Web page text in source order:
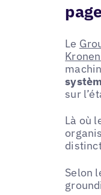
Le
sur
Là où
Selon